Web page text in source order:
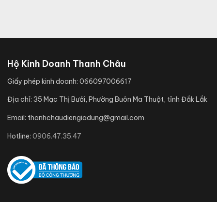
Hộ Kinh Doanh Thanh Châu
Giấy phép kinh doanh: 066097006617
Địa chỉ: 35 Mạc Thị Bưởi, Phường Buôn Ma Thuột, tỉnh Đắk Lắk
Email: thanhchaudiengiadung@gmail.com
Hotline: 0906.47.35.47